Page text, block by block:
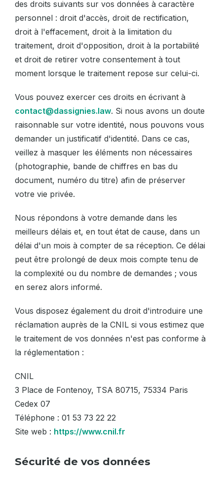
des droits suivants sur vos données à caractère
personnel : droit d'accès, droit de rectification,
droit à l'effacement, droit à la limitation du
traitement, droit d'opposition, droit à la portabilité
et droit de retirer votre consentement à tout
moment lorsque le traitement repose sur celui-ci.
Vous pouvez exercer ces droits en écrivant à
contact@dassignies.law. Si nous avons un doute
raisonnable sur votre identité, nous pouvons vous
demander un justificatif d'identité. Dans ce cas,
veillez à masquer les éléments non nécessaires
(photographie, bande de chiffres en bas du
document, numéro du titre) afin de préserver
votre vie privée.
Nous répondons à votre demande dans les
meilleurs délais et, en tout état de cause, dans un
délai d'un mois à compter de sa réception. Ce délai
peut être prolongé de deux mois compte tenu de
la complexité ou du nombre de demandes ; vous
en serez alors informé.
Vous disposez également du droit d'introduire une
réclamation auprès de la CNIL si vous estimez que
le traitement de vos données n'est pas conforme à
la réglementation :
CNIL
3 Place de Fontenoy, TSA 80715, 75334 Paris
Cedex 07
Téléphone : 01 53 73 22 22
Site web : https://www.cnil.fr
Sécurité de vos données